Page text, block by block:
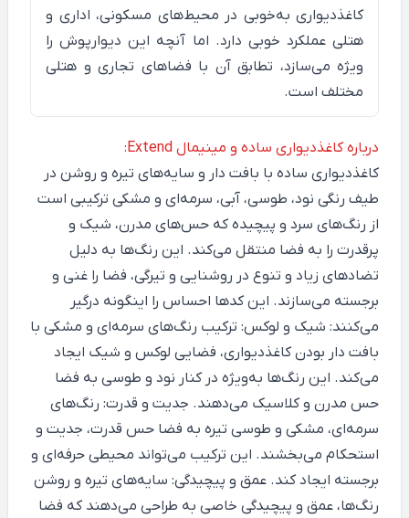
کاغذدیواری به‌خوبی در محیط‌های مسکونی، اداری و
هتلی عملکرد خوبی دارد. اما آنچه این دیوارپوش را
ویژه می‌سازد، تطابق آن با فضاهای تجاری و هتلی
مختلف است.
درباره کاغذدیواری ساده و مینیمال Extend:
کاغذدیواری ساده با بافت دار و سایه‌های تیره و روشن در
طیف رنگی نود، طوسی، آبی، سرمه‌ای و مشکی ترکیبی است
از رنگ‌های سرد و پیچیده که حس‌های مدرن، شیک و
پرقدرت را به فضا منتقل می‌کند. این رنگ‌ها به دلیل
تضادهای زیاد و تنوع در روشنایی و تیرگی، فضا را غنی و
برجسته می‌سازند. این کدها احساس را اینگونه درگیر
می‌کنند: شیک و لوکس: ترکیب رنگ‌های سرمه‌ای و مشکی با
بافت دار بودن کاغذدیواری، فضایی لوکس و شیک ایجاد
می‌کند. این رنگ‌ها به‌ویژه در کنار نود و طوسی به فضا
حس مدرن و کلاسیک می‌دهند. جدیت و قدرت: رنگ‌های
سرمه‌ای، مشکی و طوسی تیره به فضا حس قدرت، جدیت و
استحکام می‌بخشند. این ترکیب می‌تواند محیطی حرفه‌ای و
برجسته ایجاد کند. عمق و پیچیدگی: سایه‌های تیره و روشن
رنگ‌ها، عمق و پیچیدگی خاصی به طراحی می‌دهند که فضا